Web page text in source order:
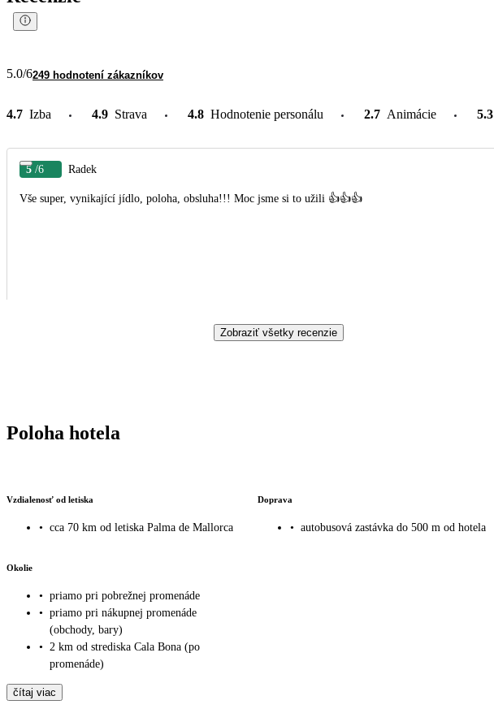
5.0/6249 hodnotení zákazníkov
4.7 Izba 4.9 Strava 4.8 Hodnotenie personálu 2.7 Animácie 5.3
5 /6 Radek
Vše super, vynikající jídlo, poloha, obsluha!!! Moc jsme si to užili 👍👍👍
Zobraziť všetky recenzie
Poloha hotela
Vzdialenosť od letiska
• cca 70 km od letiska Palma de Mallorca
Doprava
• autobusová zastávka do 500 m od hotela
Okolie
• priamo pri pobrežnej promenáde
• priamo pri nákupnej promenáde
(obchody, bary)
• 2 km od strediska Cala Bona (po
promenáde)
čítaj viac